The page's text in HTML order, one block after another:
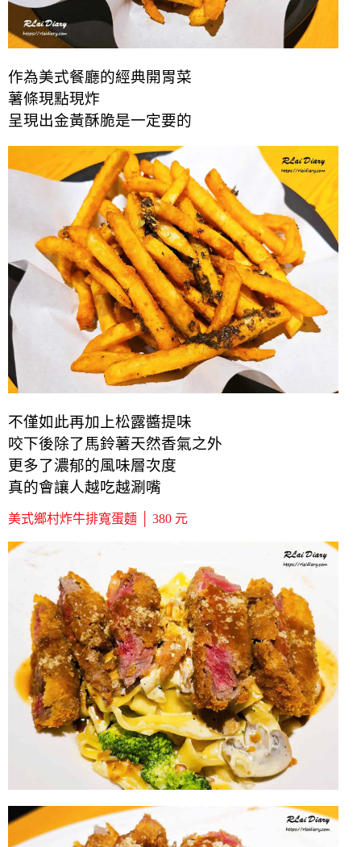
作為美式餐廳的經典開胃菜
薯條現點現炸
呈現出金黃酥脆是一定要的
不僅如此再加上松露醬提味
咬下後除了馬鈴薯天然香氣之外
更多了濃郁的風味層次度
真的會讓人越吃越涮嘴
美式鄉村炸牛排寬蛋麵 │ 380 元